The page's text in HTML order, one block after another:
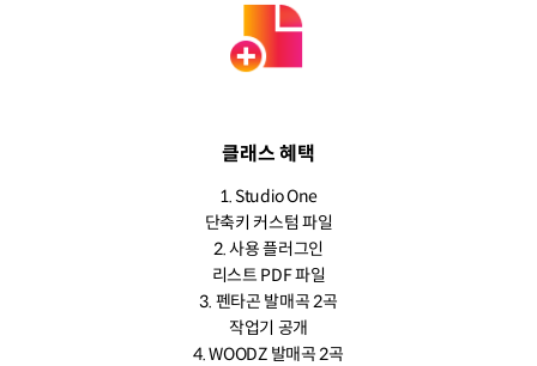
클래스 혜택
1. Studio One
단축키 커스텀 파일
2. 사용 플러그인
리스트 PDF 파일
3. 펜타곤 발매곡 2곡
작업기 공개
4. WOODZ 발매곡 2곡